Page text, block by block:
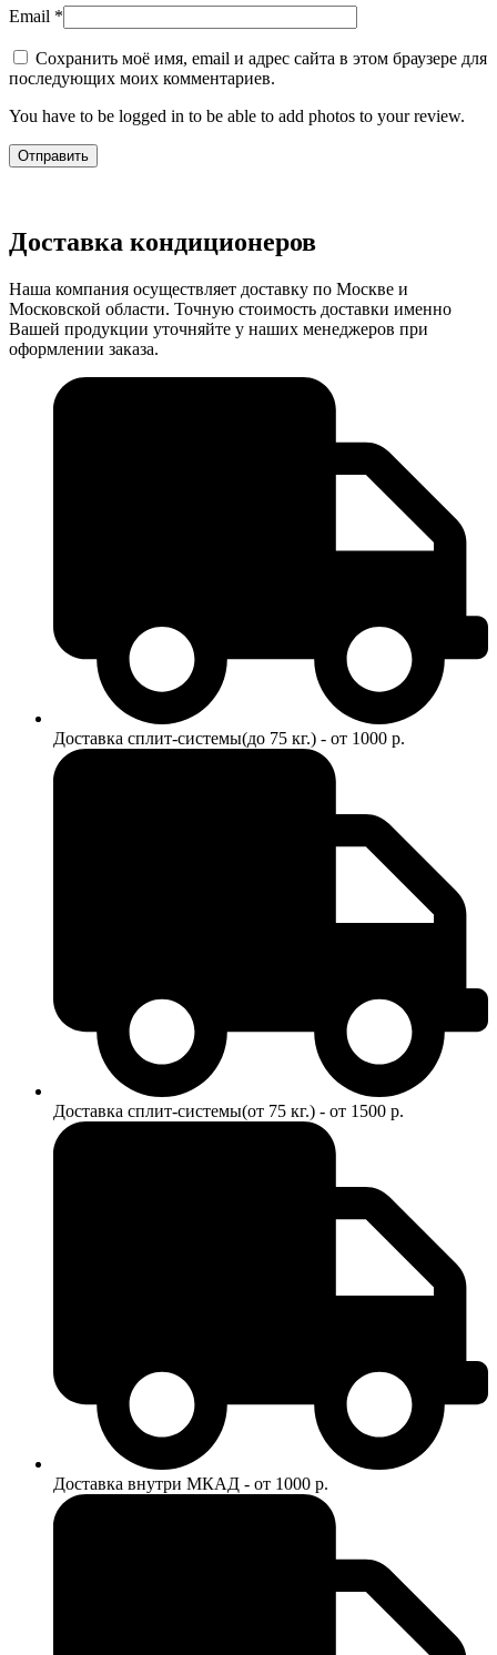
Email *
Сохранить моё имя, email и адрес сайта в этом браузере для
последующих моих комментариев.
You have to be logged in to be able to add photos to your review.
Доставка кондиционеров
Наша компания осуществляет доставку по Москве и
Московской области. Точную стоимость доставки именно
Вашей продукции уточняйте у наших менеджеров при
оформлении заказа.
Доставка сплит-системы(до 75 кг.) - от 1000 р.
Доставка сплит-системы(от 75 кг.) - от 1500 р.
Доставка внутри МКАД - от 1000 р.